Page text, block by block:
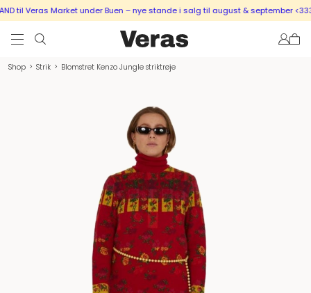
til Veras Market under Buen – nye stande i salg til august & september <333
Shop > Strik > Blomstret Kenzo Jungle striktrøje